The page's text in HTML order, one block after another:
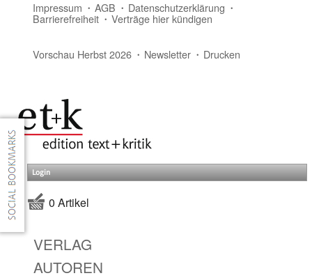
Impressum AGB Datenschutzerklärung
Barrierefreiheit Verträge hier kündigen
Vorschau Herbst 2026 Newsletter Drucken
Login
0 Artikel
VERLAG
AUTOREN